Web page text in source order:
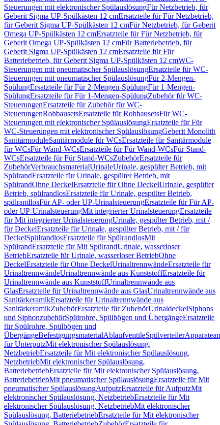
Steuerungen mit elektronischer SpülauslösungFür Netzbetrieb, für
Geberit Sigma UP-Spülkästen 12 cmErsatzteile für Für Netzbetrieb,
für Geberit Sigma UP-Spülkästen 12 cmFür Netzbetrieb, für Geberit
Omega UP-Spülkästen 12 cmErsatzteile für Für Netzbetrieb, für
Geberit Omega UP-Spülkästen 12 cmFür Batteriebetrieb, für
Geberit Sigma UP-Spülkästen 12 cmErsatzteile für Für
Batteriebetrieb, für Geberit Sigma UP-Spülkästen 12 cmWC-
Steuerungen mit pneumatischer SpülauslösungErsatzteile für WC-
Steuerungen mit pneumatischer SpülauslösungFür 2-Mengen-
SpülungErsatzteile für Für 2-Mengen-SpülungFür 1-Mengen-
SpülungErsatzteile für Für 1-Mengen-SpülungZubehör für WC-
SteuerungenErsatzteile für Zubehör für WC-
SteuerungenRohbausetsErsatzteile für RohbausetsFür WC-
Steuerungen mit elektronischer SpülauslösungErsatzteile für Für
WC-Steuerungen mit elektronischer SpülauslösungGeberit Monolith
SanitärmoduleSanitärmodule für WCsErsatzteile für Sanitärmodule
für WCsFür Wand-WCsErsatzteile für Für Wand-WCsFür Stand-
WCsErsatzteile für Für Stand-WCsZubehörErsatzteile für
ZubehörVerbrauchsmaterialUrinaleUrinale, gespülter Betrieb, mit
SpülrandErsatzteile für Urinale, gespülter Betrieb, mit
SpülrandOhne DeckelErsatzteile für Ohne DeckelUrinale, gespülter
Betrieb, spülrandlosErsatzteile für Urinale, gespülter Betrieb,
spülrandlosFür AP- oder UP-UrinalsteuerungErsatzteile für Für AP-
oder UP-UrinalsteuerungMit integrierter UrinalsteuerungErsatzteile
für Mit integrierter UrinalsteuerungUrinale, gespülter Betrieb, mit /
für DeckelErsatzteile für Urinale, gespülter Betrieb, mit / für
DeckelSpülrandlosErsatzteile für SpülrandlosMit
SpülrandErsatzteile für Mit SpülrandUrinale, wasserloser
BetriebErsatzteile für Urinale, wasserloser BetriebOhne
DeckelErsatzteile für Ohne DeckelUrinaltrennwändeErsatzteile für
UrinaltrennwändeUrinaltrennwände aus KunststoffErsatzteile für
Urinaltrennwände aus KunststoffUrinaltrennwände aus
GlasErsatzteile für Urinaltrennwände aus GlasUrinaltrennwände aus
SanitärkeramikErsatzteile für Urinaltrennwände aus
SanitärkeramikZubehörErsatzteile für ZubehörUrinaldeckelSiphons
und SiphonzubehörSpülrohre, Spülbögen und ÜbergängeErsatzteile
für Spülrohre, Spülbögen und
ÜbergängeBefestigungsmaterialAblaufventileSpülverteiler
für UnterputzMit elektronischer Spülauslösung,
NetzbetriebErsatzteile für Mit elektronischer Spülauslösung,
NetzbetriebMit elektronischer Spülauslösung,
BatteriebetriebErsatzteile für Mit elektronischer Spülauslösung,
BatteriebetriebMit pneumatischer SpülauslösungErsatzteile für Mit
pneumatischer SpülauslösungAufputzErsatzteile für AufputzMit
elektronischer Spülauslösung, NetzbetriebErsatzteile für Mit
elektronischer Spülauslösung, NetzbetriebMit elektronischer
Spülauslösung, BatteriebetriebErsatzteile für Mit elektronischer